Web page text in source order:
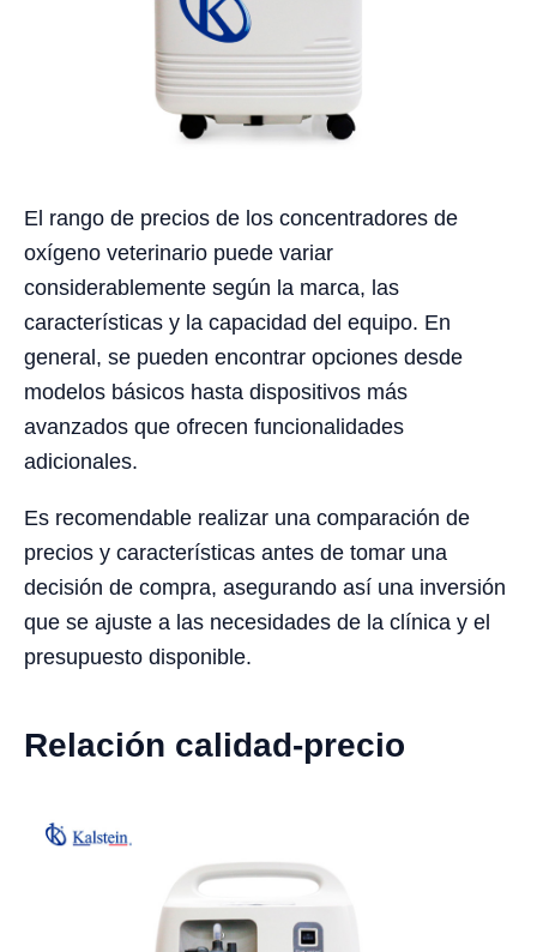
El rango de precios de los concentradores de
oxígeno veterinario puede variar
considerablemente según la marca, las
características y la capacidad del equipo. En
general, se pueden encontrar opciones desde
modelos básicos hasta dispositivos más
avanzados que ofrecen funcionalidades
adicionales.
Es recomendable realizar una comparación de
precios y características antes de tomar una
decisión de compra, asegurando así una inversión
que se ajuste a las necesidades de la clínica y el
presupuesto disponible.
Relación calidad-precio